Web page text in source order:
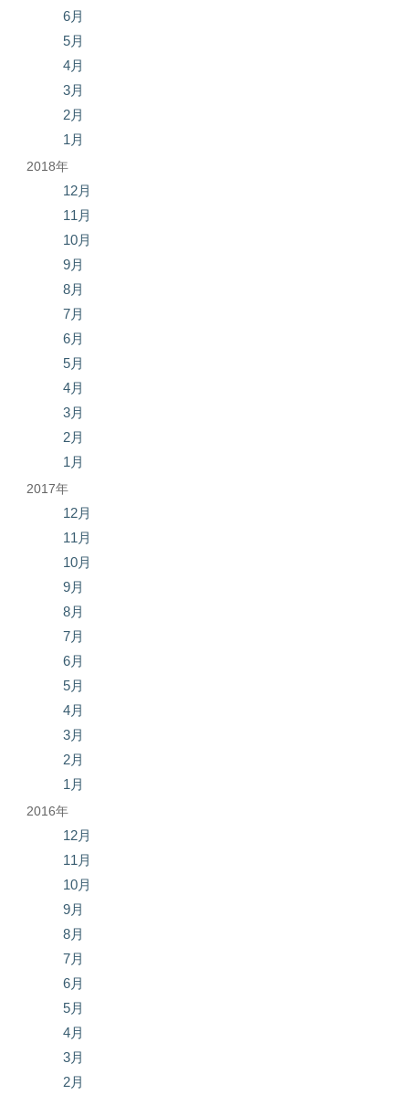
6月
5月
4月
3月
2月
1月
2018年
12月
11月
10月
9月
8月
7月
6月
5月
4月
3月
2月
1月
2017年
12月
11月
10月
9月
8月
7月
6月
5月
4月
3月
2月
1月
2016年
12月
11月
10月
9月
8月
7月
6月
5月
4月
3月
2月